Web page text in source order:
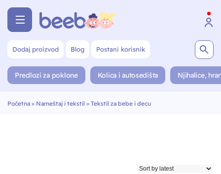
Dodaj proizvod Blog Postani korisnik
Predlozi za poklone Kolica i autosedišta Njihalice,
Početna » Nameštaj i tekstil » Tekstil za bebe i decu